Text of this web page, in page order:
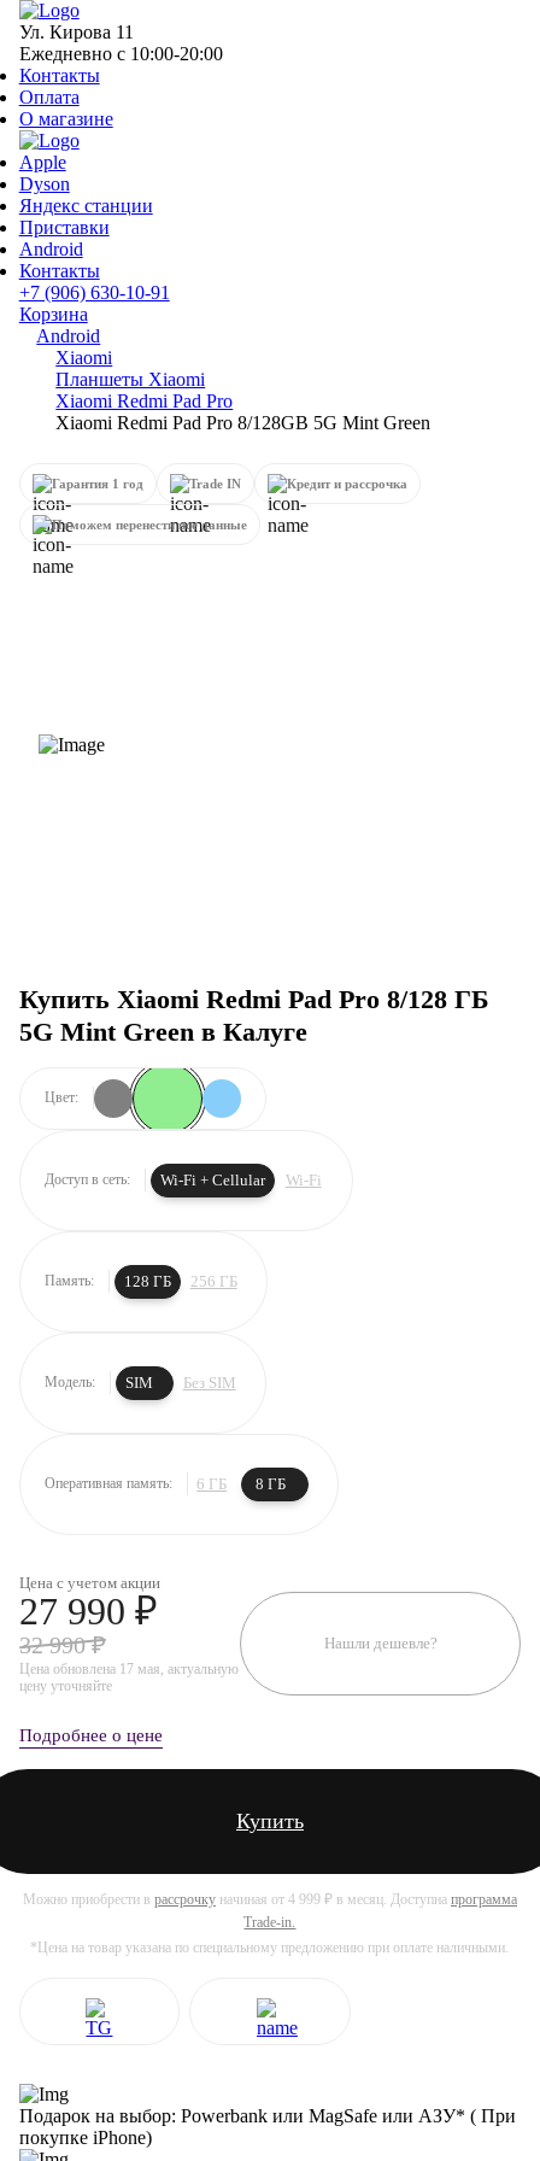
Ул. Кирова 11
Ежедневно с 10:00-20:00
Контакты
Оплата
О магазине
Apple
Dyson
Яндекс станции
Приставки
Android
Контакты
+7 (906) 630-10-91
Корзина
Android
Xiaomi
Планшеты Xiaomi
Xiaomi Redmi Pad Pro
Xiaomi Redmi Pad Pro 8/128GB 5G Mint Green
Гарантия 1 год Trade IN Кредит и рассрочка
Поможем перенести все данные
Купить Xiaomi Redmi Pad Pro 8/128 ГБ
5G Mint Green в Калуге
Цвет:
Доступ в сеть: Wi-Fi + Cellular Wi-Fi
Память: 128 ГБ 256 ГБ
Модель: SIM Без SIM
Оперативная память: 6 ГБ 8 ГБ
Цена с учетом акции
27 990 ₽
32 990 ₽
Цена обновлена 17 мая, актуальную
цену уточняйте
Нашли дешевле?
Подробнее о цене
Купить
Можно приобрести в рассрочкуначиная от 4 999 ₽ в месяц. Доступна программа
Trade-in.
*Цена на товар указана по специальному предложению при оплате наличными.
Подарок на выбор: Powerbank или MagSafe или AЗУ* ( При
покупке iPhone)